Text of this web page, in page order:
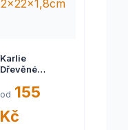
Karlie
Dřevěné
do klece pro
22x22x1,8cm
od 155
Kč